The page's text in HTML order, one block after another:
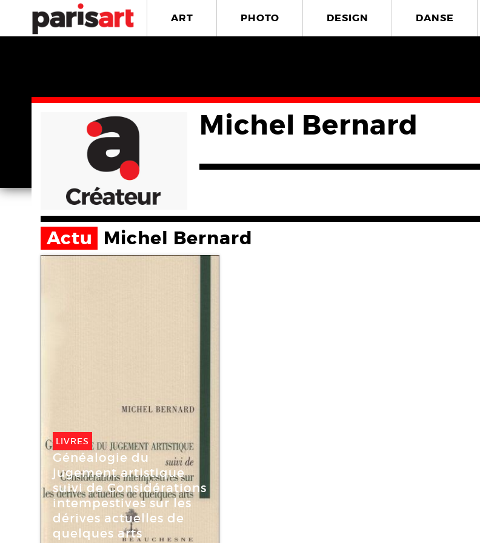
ART PHOTO DESIGN DANSE
Michel Bernard
Actu Michel Bernard
LIVRES
Généalogie du
jugement artistique
suivi de Considérations
intempestives sur les
dérives actuelles de
quelques arts